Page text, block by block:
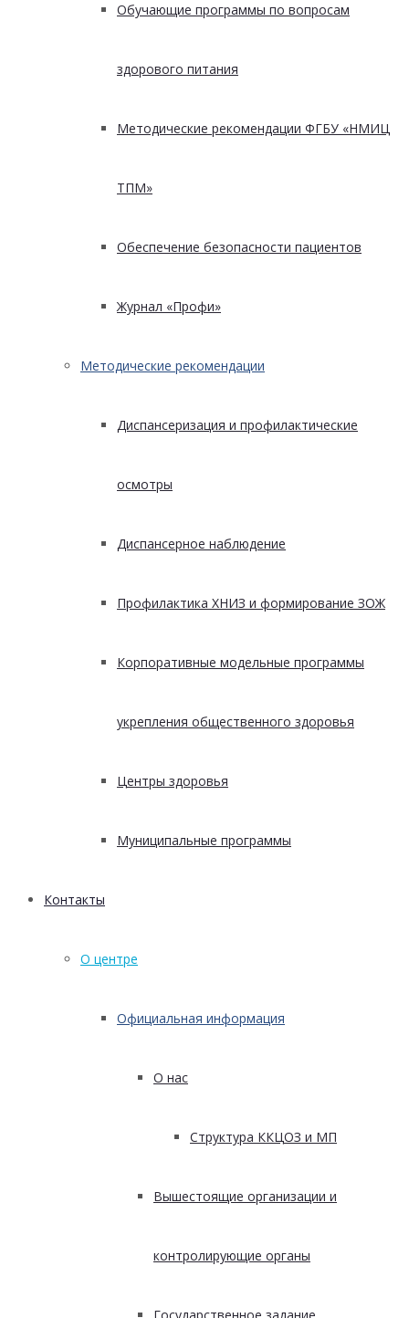
Обучающие программы по вопросам
здорового питания
Методические рекомендации ФГБУ «НМИЦ
ТПМ»
Обеспечение безопасности пациентов
Журнал «Профи»
Методические рекомендации
Диспансеризация и профилактические
осмотры
Диспансерное наблюдение
Профилактика ХНИЗ и формирование ЗОЖ
Корпоративные модельные программы
укрепления общественного здоровья
Центры здоровья
Муниципальные программы
Контакты
О центре
Официальная информация
О нас
Структура ККЦОЗ и МП
Вышестоящие организации и
контролирующие органы